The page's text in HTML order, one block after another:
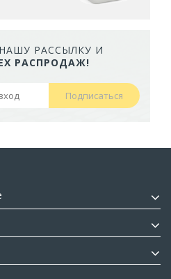
РАССЫЛКУ И
РАСПРОДАЖ!
Подписаться